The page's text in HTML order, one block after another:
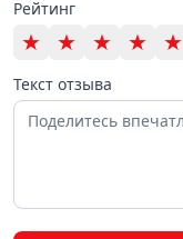
Рейтинг
★ ★ ★ ★ ★
Текст отзыва